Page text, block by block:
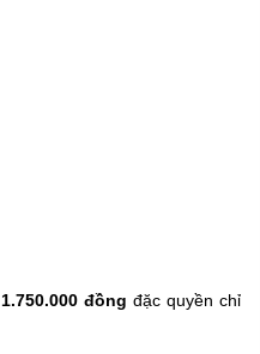
đồng đặc quyền chỉ